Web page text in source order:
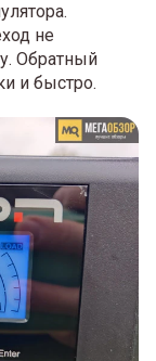
не
Обратный
и быстро.